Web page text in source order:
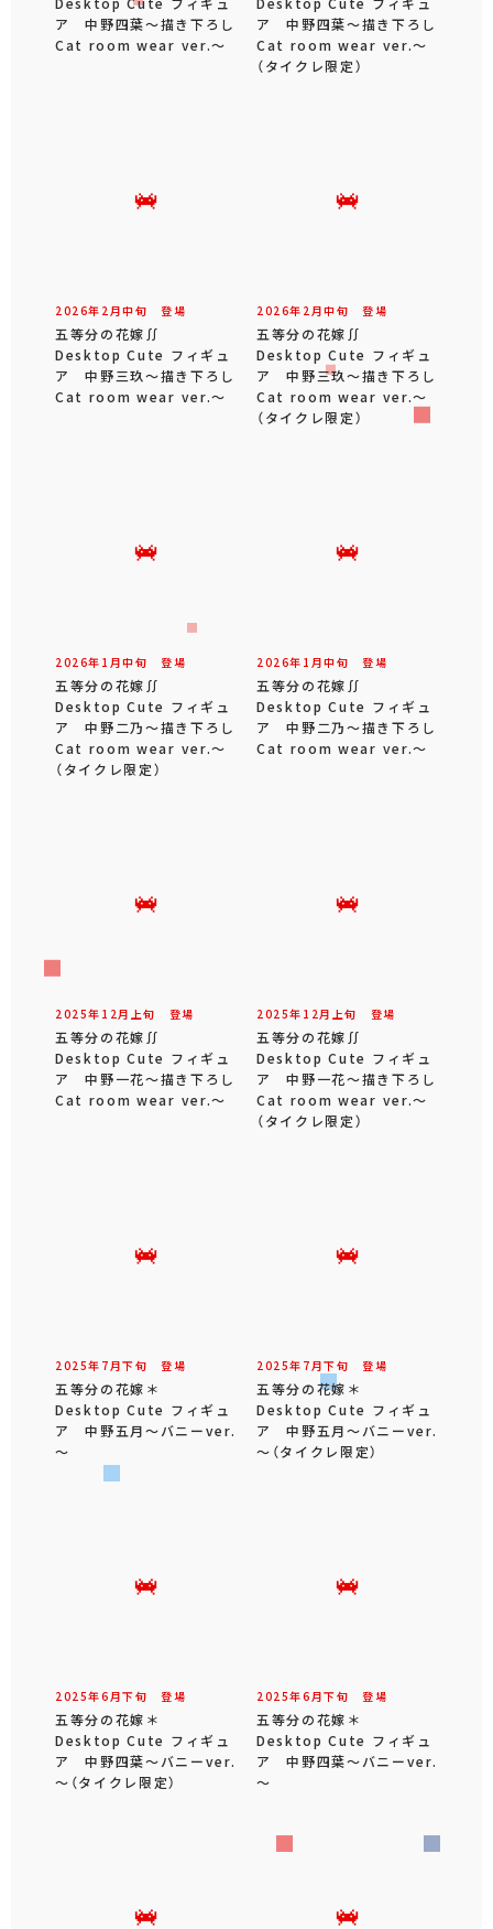
ア 中野四葉～描き下ろし
Cat room wear ver.～
ア 中野四葉～描き下ろし
Cat room wear ver.～
（タイクレ限定）
2026年 2 月中旬 登場
五等分の花嫁∬
Desktop Cute フィギュ
ア 中野三玖～描き下ろし
Cat room wear ver.～
2026年 2 月中旬 登場
五等分の花嫁∬
Desktop Cute フィギュ
ア 中野三玖～描き下ろし
Cat room wear ver.～
（タイクレ限定）
2026年 1 月中旬 登場
五等分の花嫁∬
Desktop Cute フィギュ
ア 中野二乃～描き下ろし
Cat room wear ver.～
（タイクレ限定）
2026年 1 月中旬 登場
五等分の花嫁∬
Desktop Cute フィギュ
ア 中野二乃～描き下ろし
Cat room wear ver.～
2025年 12 月 上旬 登場
五等分の花嫁∬
Desktop Cute フィギュ
ア 中野一花～描き下ろし
Cat room wear ver.～
2025年 12 月 上旬 登場
五等分の花嫁∬
Desktop Cute フィギュ
ア 中野一花～描き下ろし
Cat room wear ver.～
（タイクレ限定）
2025年 7 月下旬 登場
五等分の花嫁＊
Desktop Cute フィギュ
ア 中野五月～バニーver.
～
2025年 7 月下旬 登場
五等分の花嫁＊
Desktop Cute フィギュ
ア 中野五月～バニーver.
～（タイクレ限定）
2025年6 月下旬 登場
五等分の花嫁＊
Desktop Cute フィギュ
ア 中野四葉～バニーver.
～（タイクレ限定）
2025年6 月下旬 登場
五等分の花嫁＊
Desktop Cute フィギュ
ア 中野四葉～バニーver.
～